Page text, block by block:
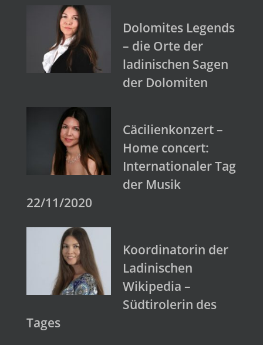
Dolomites Legends
– die Orte der
ladinischen Sagen
der Dolomiten
Cäcilienkonzert –
Home concert:
Internationaler Tag
der Musik
22/11/2020
Koordinatorin der
Ladinischen
Wikipedia –
Südtirolerin des
Tages